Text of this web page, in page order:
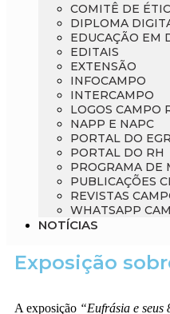
COMITÊ DE
DIPLOMA
EDUCAÇÃO EM
EDITAIS
EXTENSÃO
INFOCAMPO
INTERCAMPO
LOGOS CAMPO
NAPP E NAPC
PORTAL DO
PORTAL DO RH
PROGRAMA DE
PUBLICAÇÕES
REVISTAS
WHATSAPP
NOTÍCIAS
Exposição
A exposição “Eufrásia e seus